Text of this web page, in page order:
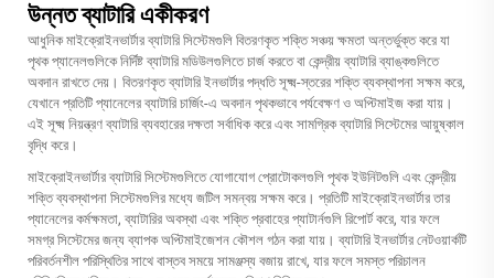
উন্নত ব্যাটারি একীকরণ
আধুনিক মাইক্রোইনভার্টার ব্যাটারি সিস্টেমগুলি বিতরণকৃত শক্তি সঞ্চয় ক্ষমতা অন্তর্ভুক্ত করে যা
পৃথক প্যানেলগুলিকে নির্দিষ্ট ব্যাটারি মডিউলগুলিতে চার্জ করতে বা কেন্দ্রীয় ব্যাটারি ব্যাঙ্কগুলিতে
অবদান রাখতে দেয়। বিতরণকৃত ব্যাটারি ইনভার্টার পদ্ধতি সূক্ষ্ম-স্তরের শক্তি ব্যবস্থাপনা সক্ষম করে,
যেখানে প্রতিটি প্যানেলের ব্যাটারি চার্জিং-এ অবদান পৃথকভাবে পর্যবেক্ষণ ও অপ্টিমাইজ করা যায়।
এই সূক্ষ্ম নিয়ন্ত্রণ ব্যাটারি ব্যবহারের দক্ষতা সর্বাধিক করে এবং সামগ্রিক ব্যাটারি সিস্টেমের আয়ুষ্কাল
বৃদ্ধি করে।
মাইক্রোইনভার্টার ব্যাটারি সিস্টেমগুলিতে যোগাযোগ প্রোটোকলগুলি পৃথক ইউনিটগুলি এবং কেন্দ্রীয়
শক্তি ব্যবস্থাপনা সিস্টেমগুলির মধ্যে জটিল সমন্বয় সক্ষম করে। প্রতিটি মাইক্রোইনভার্টার তার
প্যানেলের কর্মক্ষমতা, ব্যাটারির অবস্থা এবং শক্তি প্রবাহের প্যাটার্নগুলি রিপোর্ট করে, যার ফলে
সমগ্র সিস্টেমের জন্য ব্যাপক অপ্টিমাইজেশন কৌশল গঠন করা যায়। ব্যাটারি ইনভার্টার নেটওয়ার্কটি
পরিবর্তনশীল পরিস্থিতির সাথে বাস্তব সময়ে সামঞ্জস্য বজায় রাখে, যার ফলে সমস্ত পরিচালন